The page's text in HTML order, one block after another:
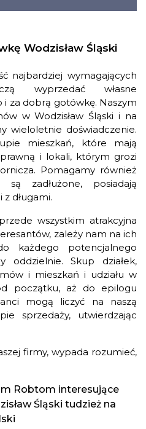
Wodzisław Śląski
najbardziej wymagających
wyprzedać własne
za dobrą gotówkę. Naszym
w Wodzisław Śląski i na
wieloletnie doświadczenie.
mieszkań, które mają
i lokali, którym grozi
Pomagamy również
zadłużone, posiadają
długami.
wszystkim atrakcyjna
zależy nam na ich
każdego potencjalnego
oddzielnie. Skup działek,
i mieszkań i udziału w
początku, aż do epilogu
mogą liczyć na naszą
sprzedaży, utwierdzając
firmy, wypada rozumieć,
Robtom interesujące
Śląski tudzież na